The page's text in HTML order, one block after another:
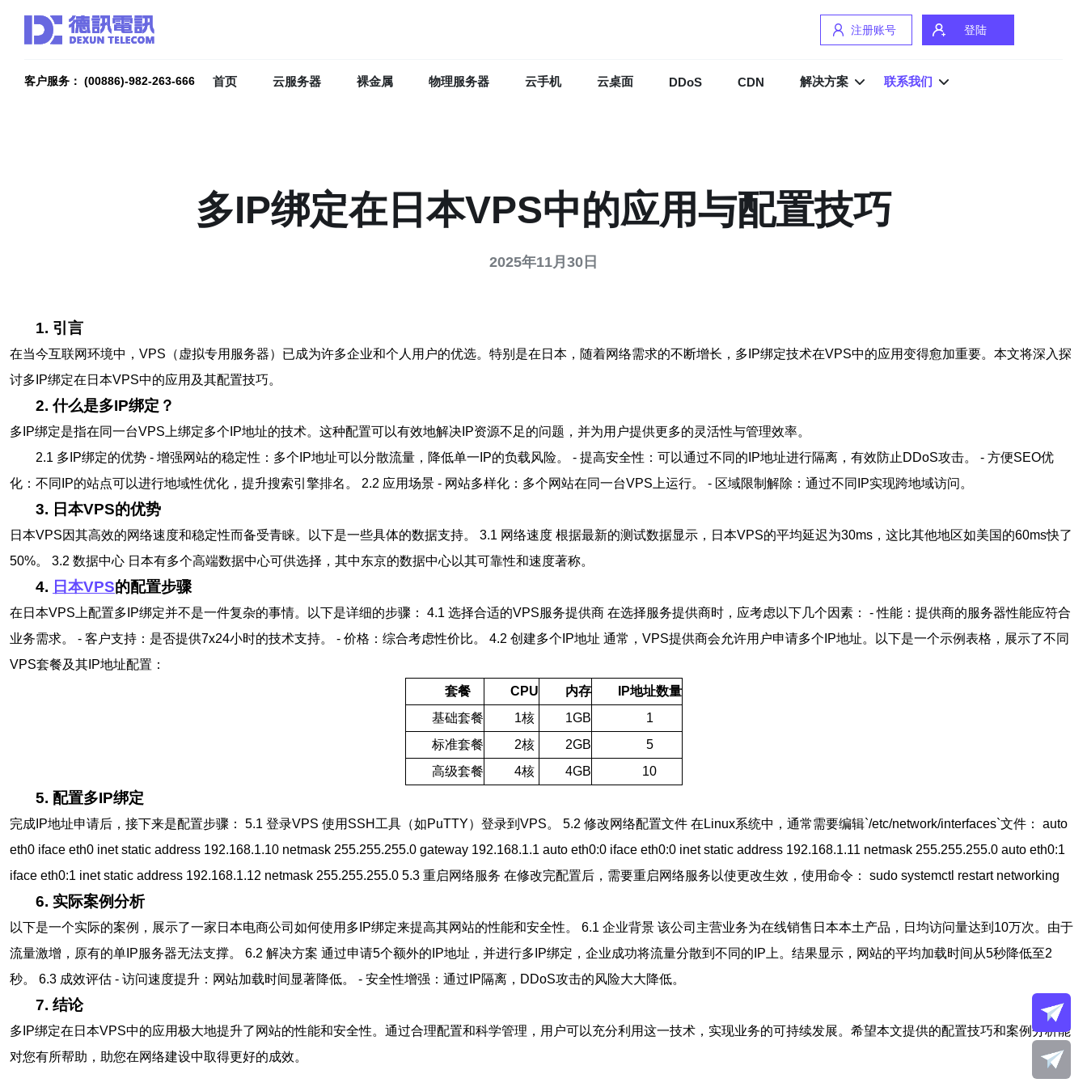
注册账号 登陆
客户服务： (00886)-982-263-666 首页 云服务器 裸金属 物理服务器 云手机 云桌面 DDoS CDN 解决方案 联系我们
多IP绑定在日本VPS中的应用与配置技巧
2025年11月30日
1. 引言
在当今互联网环境中，VPS（虚拟专用服务器）已成为许多企业和个人用户的优选。特别是在日本，随着网络需求的不断增长，多IP绑定技术在VPS中的应用变得愈加重要。本文将深入探
讨多IP绑定在日本VPS中的应用及其配置技巧。
2. 什么是多IP绑定？
多IP绑定是指在同一台VPS上绑定多个IP地址的技术。这种配置可以有效地解决IP资源不足的问题，并为用户提供更多的灵活性与管理效率。
2.1 多IP绑定的优势 - 增强网站的稳定性：多个IP地址可以分散流量，降低单一IP的负载风险。 - 提高安全性：可以通过不同的IP地址进行隔离，有效防止DDoS攻击。 - 方便SEO优
化：不同IP的站点可以进行地域性优化，提升搜索引擎排名。 2.2 应用场景 - 网站多样化：多个网站在同一台VPS上运行。 - 区域限制解除：通过不同IP实现跨地域访问。
3. 日本VPS的优势
日本VPS因其高效的网络速度和稳定性而备受青睐。以下是一些具体的数据支持。 3.1 网络速度 根据最新的测试数据显示，日本VPS的平均延迟为30ms，这比其他地区如美国的60ms快了
50%。 3.2 数据中心 日本有多个高端数据中心可供选择，其中东京的数据中心以其可靠性和速度著称。
4. 日本VPS的配置步骤
在日本VPS上配置多IP绑定并不是一件复杂的事情。以下是详细的步骤： 4.1 选择合适的VPS服务提供商 在选择服务提供商时，应考虑以下几个因素： - 性能：提供商的服务器性能应符合
业务需求。 - 客户支持：是否提供7x24小时的技术支持。 - 价格：综合考虑性价比。 4.2 创建多个IP地址 通常，VPS提供商会允许用户申请多个IP地址。以下是一个示例表格，展示了不同
VPS套餐及其IP地址配置：
套餐
CPU 内存
IP地址数量
基础套餐
1核 1GB
1
标准套餐
2核 2GB
5
高级套餐
4核 4GB 10
5. 配置多IP绑定
完成IP地址申请后，接下来是配置步骤： 5.1 登录VPS 使用SSH工具（如PuTTY）登录到VPS。 5.2 修改网络配置文件 在Linux系统中，通常需要编辑`/etc/network/interfaces`文件： auto
eth0 iface eth0 inet static address 192.168.1.10 netmask 255.255.255.0 gateway 192.168.1.1 auto eth0:0 iface eth0:0 inet static address 192.168.1.11 netmask 255.255.255.0 auto eth0:1
iface eth0:1 inet static address 192.168.1.12 netmask 255.255.255.0 5.3 重启网络服务 在修改完配置后，需要重启网络服务以使更改生效，使用命令： sudo systemctl restart networking
6. 实际案例分析
以下是一个实际的案例，展示了一家日本电商公司如何使用多IP绑定来提高其网站的性能和安全性。 6.1 企业背景 该公司主营业务为在线销售日本本土产品，日均访问量达到10万次。由于
流量激增，原有的单IP服务器无法支撑。 6.2 解决方案 通过申请5个额外的IP地址，并进行多IP绑定，企业成功将流量分散到不同的IP上。结果显示，网站的平均加载时间从5秒降低至2
秒。 6.3 成效评估 - 访问速度提升：网站加载时间显著降低。 - 安全性增强：通过IP隔离，DDoS攻击的风险大大降低。
7. 结论
多IP绑定在日本VPS中的应用极大地提升了网站的性能和安全性。通过合理配置和科学管理，用户可以充分利用这一技术，实现业务的可持续发展。希望本文提供的配置技巧和案例分析能
对您有所帮助，助您在网络建设中取得更好的成效。